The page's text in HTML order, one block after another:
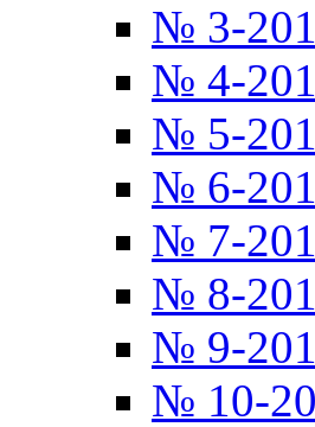
№ 3-
№ 4-
№ 5-
№ 6-
№ 7-
№ 8-
№ 9-
№ 10-